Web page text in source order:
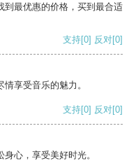
到最优惠的价格，买到最合适
支持[0] 反对[0]
享受音乐的魅力。
支持[0] 反对[0]
心，享受美好时光。